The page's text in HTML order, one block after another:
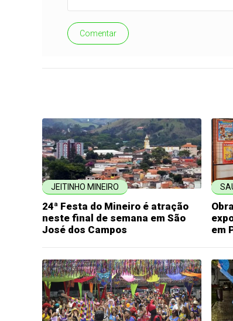
Comentar
JEITINHO MINEIRO
24ª Festa do Mineiro é atração
neste final de semana em São
José dos Campos
em